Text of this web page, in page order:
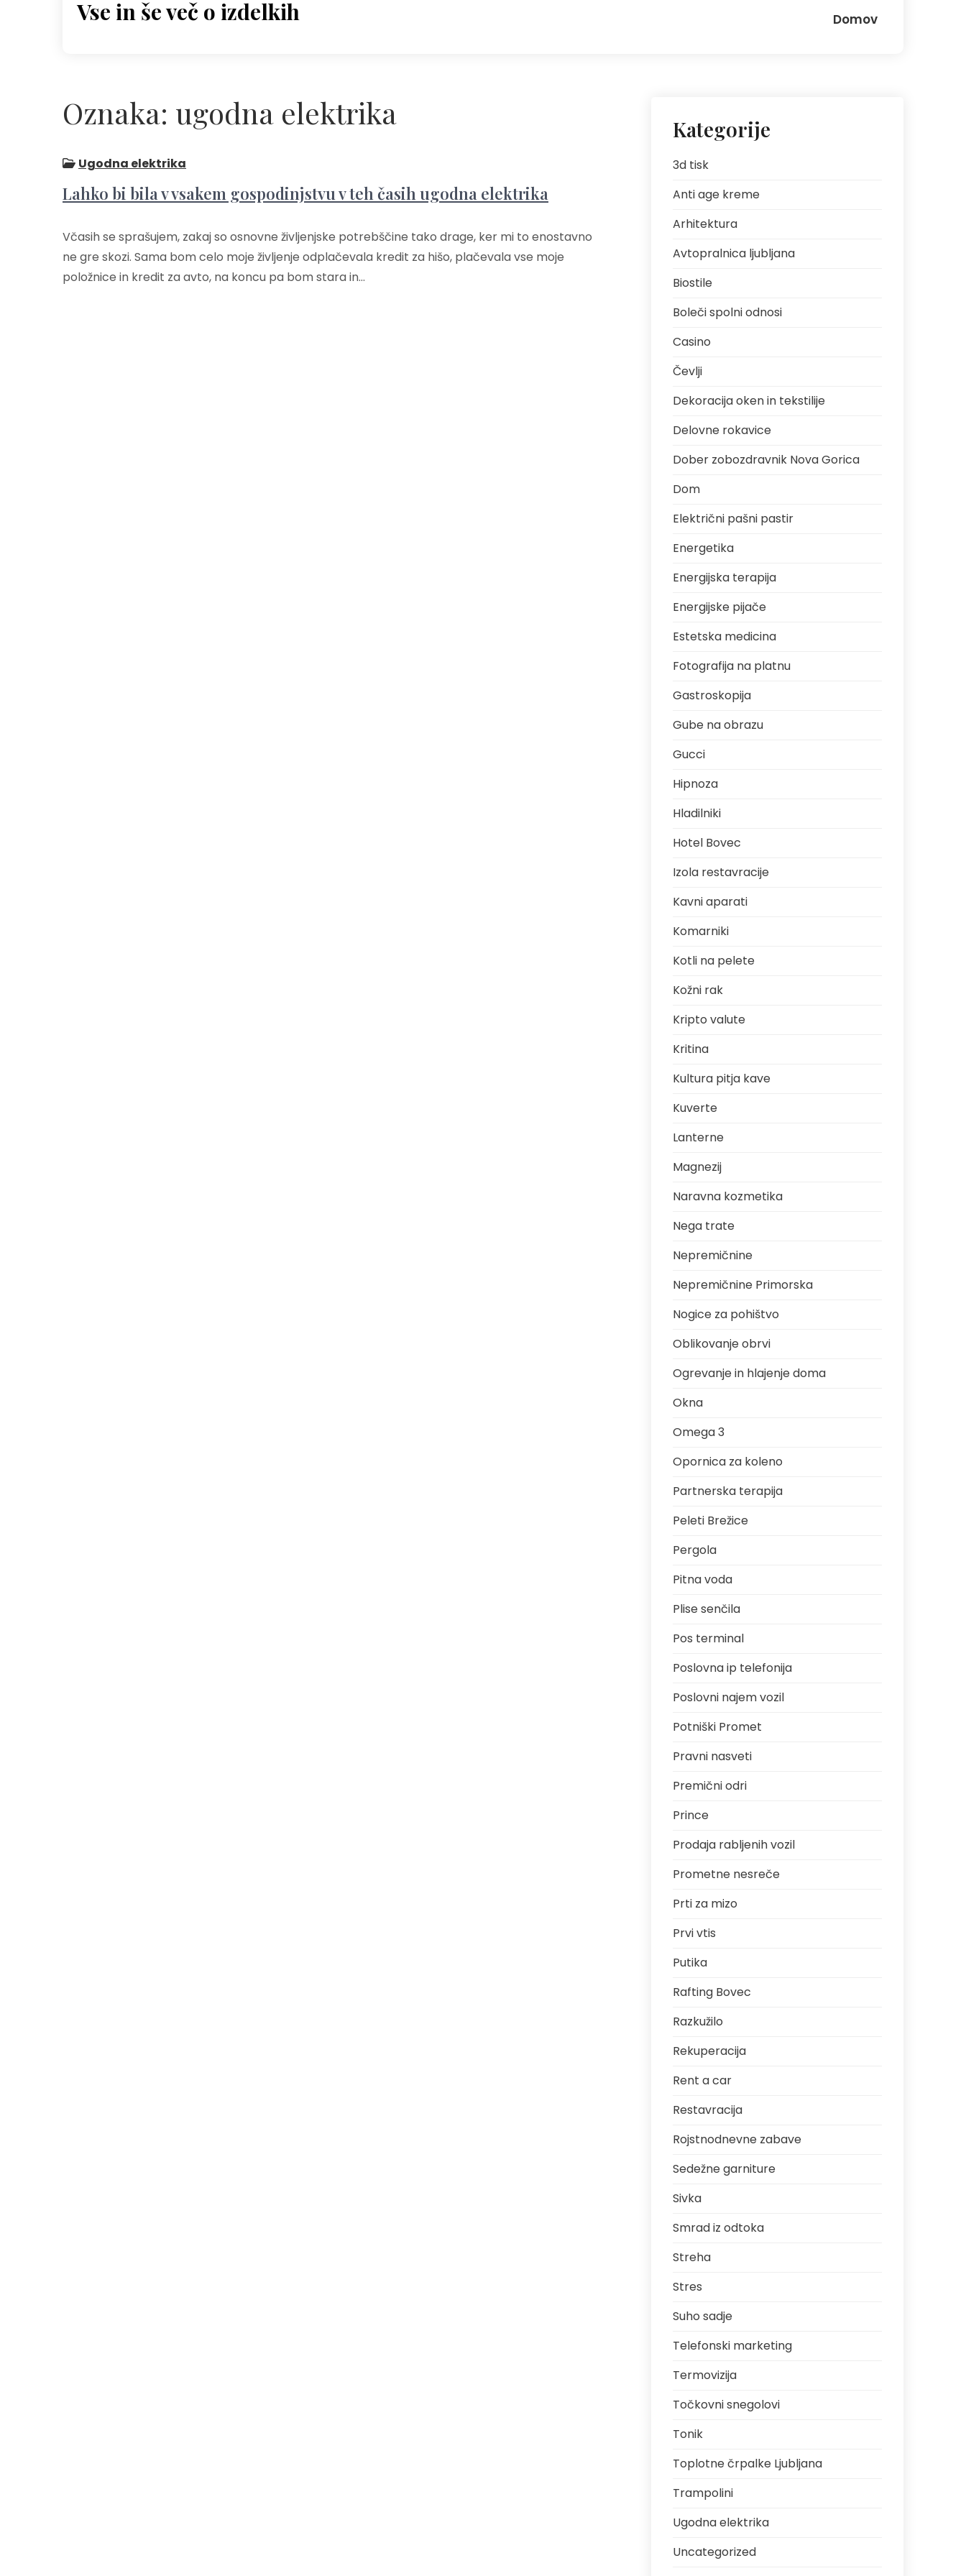
Vse in še več o izdelkih Domov
Oznaka: ugodna elektrika
Ugodna elektrika
Lahko bi bila v vsakem gospodinjstvu v teh časih ugodna elektrika
Včasih se sprašujem, zakaj so osnovne življenjske potrebščine tako drage, ker mi to enostavno
ne gre skozi. Sama bom celo moje življenje odplačevala kredit za hišo, plačevala vse moje
položnice in kredit za avto, na koncu pa bom stara in…
Kategorije
3d tisk
Anti age kreme
Arhitektura
Avtopralnica ljubljana
Biostile
Boleči spolni odnosi
Casino
Čevlji
Dekoracija oken in tekstilije
Delovne rokavice
Dober zobozdravnik Nova Gorica
Dom
Električni pašni pastir
Energetika
Energijska terapija
Energijske pijače
Estetska medicina
Fotografija na platnu
Gastroskopija
Gube na obrazu
Gucci
Hipnoza
Hladilniki
Hotel Bovec
Izola restavracije
Kavni aparati
Komarniki
Kotli na pelete
Kožni rak
Kripto valute
Kritina
Kultura pitja kave
Kuverte
Lanterne
Magnezij
Naravna kozmetika
Nega trate
Nepremičnine
Nepremičnine Primorska
Nogice za pohištvo
Oblikovanje obrvi
Ogrevanje in hlajenje doma
Okna
Omega 3
Opornica za koleno
Partnerska terapija
Peleti Brežice
Pergola
Pitna voda
Plise senčila
Pos terminal
Poslovna ip telefonija
Poslovni najem vozil
Potniški Promet
Pravni nasveti
Premični odri
Prince
Prodaja rabljenih vozil
Prometne nesreče
Prti za mizo
Prvi vtis
Putika
Rafting Bovec
Razkužilo
Rekuperacija
Rent a car
Restavracija
Rojstnodnevne zabave
Sedežne garniture
Sivka
Smrad iz odtoka
Streha
Stres
Suho sadje
Telefonski marketing
Termovizija
Točkovni snegolovi
Tonik
Toplotne črpalke Ljubljana
Trampolini
Ugodna elektrika
Uncategorized